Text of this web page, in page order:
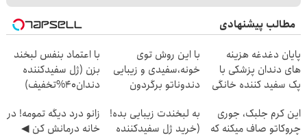
مطالب پیشنهادی
پایان دغدغه هزینه
های دندان پزشکی با
پک سفید کننده خانگی
با این روش توی
خونه،سفیدی و زیبایی
دندوناتو برگردون
با اعتماد بنفس لبخند
بزن (ژل سفیدکننده
دندان40%تخفیف)
این کرم جلبک، جوری
چروکاتو صاف میکنه که
به لبخندت زیبایی بده!
(خرید ژل سفیدکننده
زانو درد دیگه تمومه! در
خانه درمانش کن ◀